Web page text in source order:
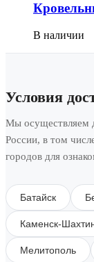
В наличии
Условия
Мы осуществляем
России, в том
городов для
Батайск
Каменск-
Мелитополь